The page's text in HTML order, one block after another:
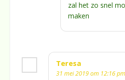
zal het zo snel
maken
Teresa
31 mei 2019 om 12:16 pm